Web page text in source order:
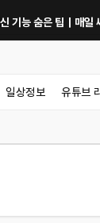
일 써먹을 만한 기
일상정보 유튜브